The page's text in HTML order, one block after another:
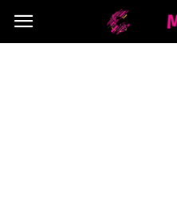
Copymedia.pl